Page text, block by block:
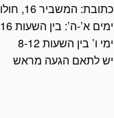
כתובת: המשביר 16, חולון
ימים א’-ה’: בין השעות 8-16
ימי ו’ בין השעות 8-12
יש לתאם הגעה מראש